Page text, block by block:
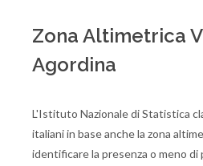
Zona Altimetrica
Agordina
L'Istituto Nazionale di Statistica
italiani in base anche la zona
identificare la presenza o meno di